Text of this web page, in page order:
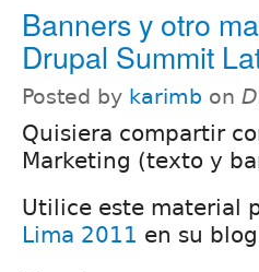
Banners y otro
Drupal Summit
Posted by karimb on
Quisiera compartir
Marketing (texto y
Utilice este material
Lima 2011 en su